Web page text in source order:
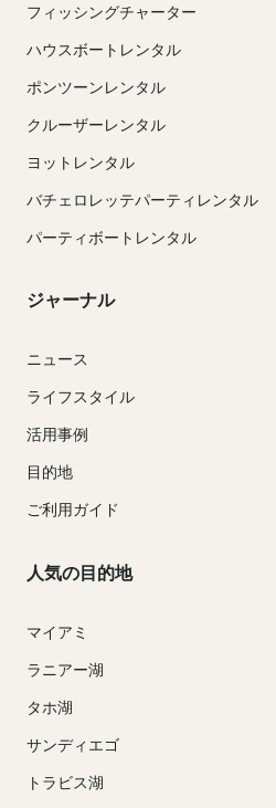
フィッシングチャーター
ハウスボートレンタル
ポンツーンレンタル
クルーザーレンタル
ヨットレンタル
バチェロレッテパーティレンタル
パーティボートレンタル
ジャーナル
ニュース
ライフスタイル
活用事例
目的地
ご利用ガイド
人気の目的地
マイアミ
ラニアー湖
タホ湖
サンディエゴ
トラビス湖